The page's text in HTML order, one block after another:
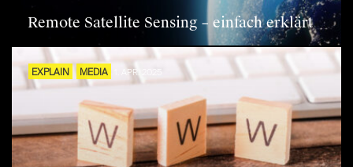
Remote Satellite Sensing – einfach erklärt
EXPLAIN MEDIA 1. APR. 2025